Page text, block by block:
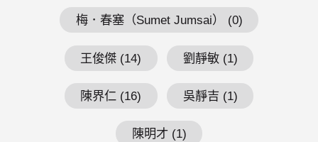
梅．春塞（Sumet Jumsai） (0)
王俊傑 (14) 劉靜敏 (1)
陳界仁 (16) 吳靜吉 (1)
陳明才 (1)